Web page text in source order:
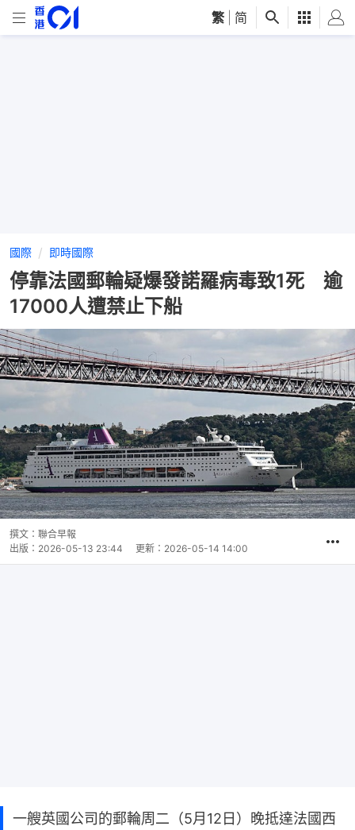
繁 简
國際 即時國際
停靠法國郵輪疑爆發諾羅病毒致1死 逾
17000人遭禁止下船
撰文： 聯合早報
出版： 2026-05-13 23:44 更新： 2026-05-14 14:00
一艘英國公司的郵輪周二（5月12日）晚抵達法國西